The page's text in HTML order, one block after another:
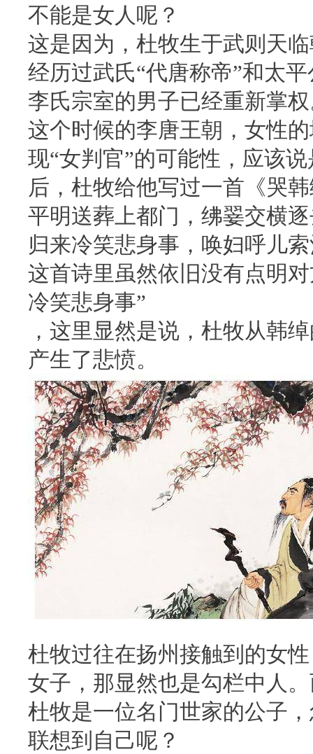
不能是女人呢？
这是因为，杜牧生于武则天
经历过武氏“代唐称帝”和太
李氏宗室的男子已经重新掌
这个时候的李唐王朝，女性
现“女判官”的可能性，应该
后，杜牧给他写过一首《哭
平明送葬上都门，绋翣交横
归来冷笑悲身事，唤妇呼儿
这首诗里虽然依旧没有点明
冷笑悲身事”
，这里显然是说，杜牧从韩
产生了悲愤。
杜牧过往在扬州接触到的女
女子，那显然也是勾栏中人
杜牧是一位名门世家的公子
联想到自己呢？